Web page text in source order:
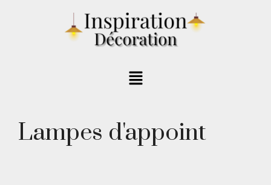
Lampes d'appoint